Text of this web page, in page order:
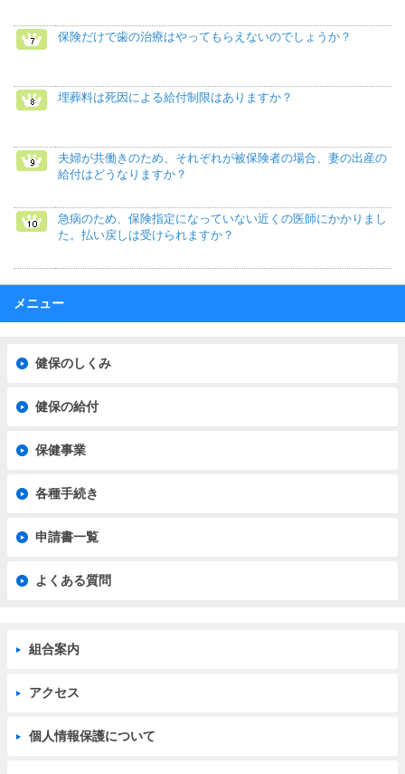
保険だけで歯の治療はやってもらえないのでしょうか？
埋葬料は死因による給付制限はありますか？
夫婦が共働きのため、それぞれが被保険者の場合、妻の出産の
給付はどうなりますか？
急病のため、保険指定になっていない近くの医師にかかりまし
た。払い戻しは受けられますか？
メニュー
健保のしくみ
健保の給付
保健事業
各種手続き
申請書一覧
よくある質問
組合案内
アクセス
個人情報保護について